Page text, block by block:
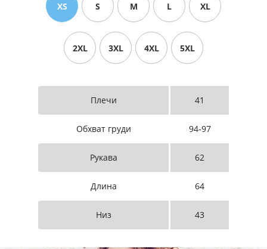
XS S M L XL
2XL 3XL 4XL 5XL
Плечи 41
Обхват груди 94-97
Рукава 62
Длина 64
Низ 43